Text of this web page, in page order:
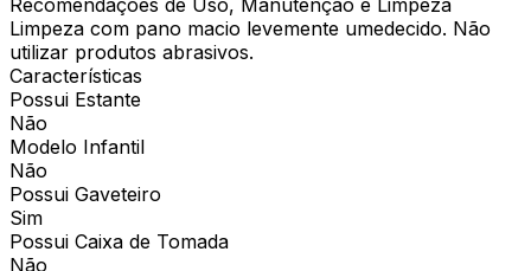
Limpeza com pano macio levemente umedecido. Não
utilizar produtos abrasivos.
Características
Possui Estante
Não
Modelo Infantil
Não
Possui Gaveteiro
Sim
Possui Caixa de Tomada
Não